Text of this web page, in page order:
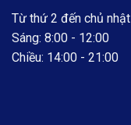
Từ thứ 2 đến chủ nhật
Sáng: 8:00 - 12:00
Chiều: 14:00 - 21:00